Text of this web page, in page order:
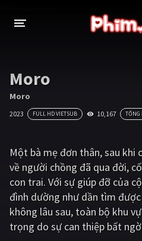
Thần thoại - Cổ trang
Tâm lý
Kinh dị
Phiêu lưu
Viễn tưởng
Moro
Moro
2023 FULL HD VIETSUB 10,167 TỔNG
Một bà mẹ đơn thân, sau khi
về người chồng đã qua đời,
con trai. Với sự giúp đỡ của
đình dường như dần tìm được
không lâu sau, toàn bộ khu
trọng do sự can thiệp bất